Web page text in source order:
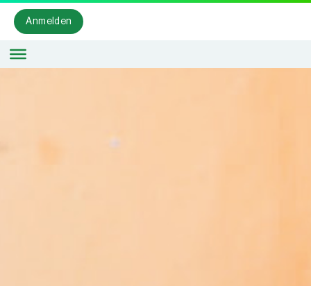
Anmelden